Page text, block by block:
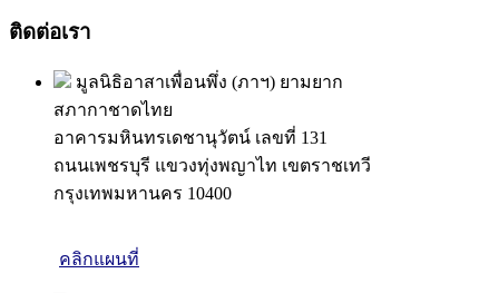
ติดต่อเรา
มูลนิธิอาสาเพื่อนพึ่ง (ภาฯ) ยามยาก
สภากาชาดไทย
อาคารมหินทรเดชานุวัตน์ เลขที่ 131
ถนนเพชรบุรี แขวงทุ่งพญาไท เขตราชเทวี
กรุงเทพมหานคร 10400
คลิกแผนที่